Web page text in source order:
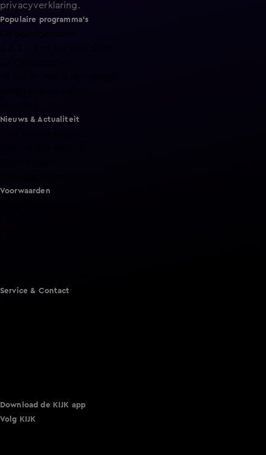
privacyverklaring.
Populaire programma's
Nieuws & Actualiteit
Voorwaarden
Service & Contact
Download de KIJK app
Volg KIJK